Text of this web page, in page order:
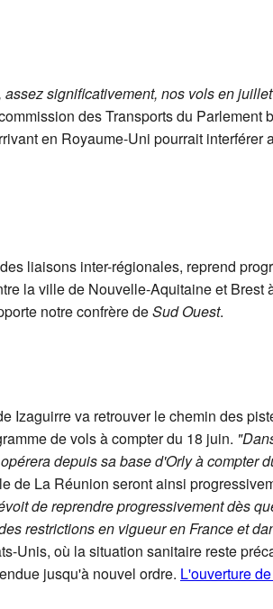
significativement, nos vols en
des Transports du
en Royaume-Uni pourrait interférer
liaisons inter-régionales, reprend
la ville de Nouvelle-Aquitaine et
notre confrère deSud Ouest.
Izaguirre va retrouver le chemin des
de vols à compter du 18 juin.
depuis sa base d'Orly à compter
de La Réunion seront ainsi
de reprendre progressivement dès
restrictions en vigueur en France et
Unis, où la situation sanitaire reste
jusqu'à nouvel ordre. L'ouverture